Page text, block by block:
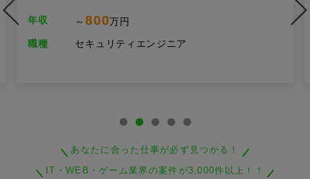
年収 ～800万円
職種
セキュリティエンジニア
あなたに合った仕事が必ず見つかる！
IT・WEB・ゲーム業界の案件が3,000件以上！！